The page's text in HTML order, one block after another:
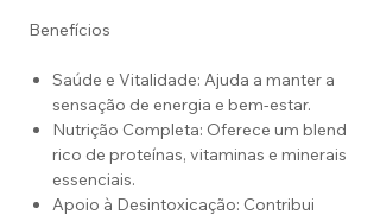
Benefícios
Saúde e Vitalidade: Ajuda a manter a
sensação de energia e bem-estar.
Nutrição Completa: Oferece um blend
rico de proteínas, vitaminas e minerais
essenciais.
Apoio à Desintoxicação: Contribui